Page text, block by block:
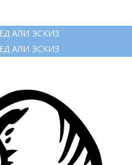
АЛИ ЭСКИЗ
АЛИ ЭСКИЗ